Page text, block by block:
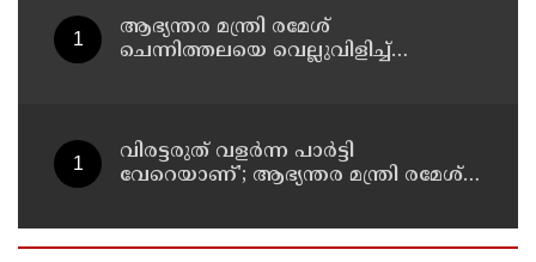
ആഭ്യന്തര മന്ത്രി രമേശ്
ചെന്നിത്തലയെ വെല്ലുവിളിച്ച്
വിരട്ടരുത് വളര്‍ന്ന പാര്‍ട്ടി
വേറെയാണ്'; ആഭ്യന്തര മന്ത്രി രമേശ്
അര്‍ജുന്‍ ആയങ്കി